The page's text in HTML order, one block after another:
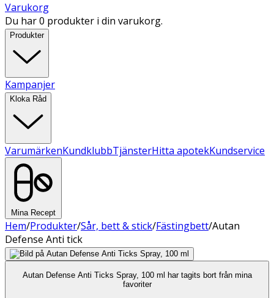
Varukorg
Du har 0 produkter i din varukorg.
Produkter
Kampanjer
Kloka Råd
VarumärkenKundklubbTjänsterHitta apotekKundservice
Mina Recept
Hem/Produkter/Sår, bett & stick/Fästingbett/Autan
Defense Anti tick
Autan Defense Anti Ticks Spray, 100 ml har tagits bort från mina
favoriter